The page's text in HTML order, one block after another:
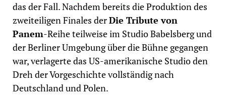
das der Fall. Nachdem bereits die Produktion des
zweiteiligen Finales derDie Tribute von
Panem-Reihe teilweise im Studio Babelsberg und
der Berliner Umgebung über die Bühne gegangen
war, verlagerte das US-amerikanische Studio den
Dreh der Vorgeschichte vollständig nach
Deutschland und Polen.